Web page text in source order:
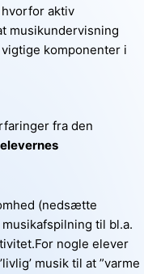
aktiv
musikundervisning
komponenter i
fra den
(nedsætte
til bl.a.
nogle elever
musik til at ”varme